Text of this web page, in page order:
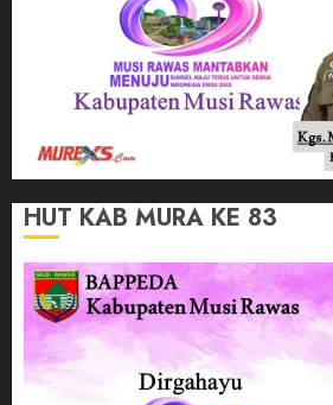
HUT KAB MURA KE 83